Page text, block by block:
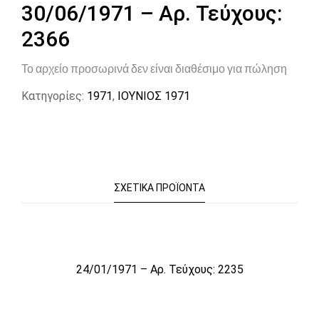
30/06/1971 – Αρ. Τεύχους:
2366
Το αρχείο προσωρινά δεν είναι διαθέσιμο για πώληση
Κατηγορίες: 1971, ΙΟΥΝΙΟΣ 1971
ΣΧΕΤΙΚΆ ΠΡΟΪΌΝΤΑ
Το αρχείο προσωρινά δεν είναι διαθέσιμο για πώληση
24/01/1971 – Αρ. Τεύχους: 2235